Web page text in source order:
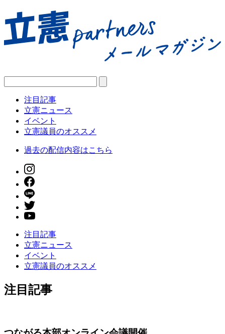
注目記事
立憲ニュース
イベント
立憲議員のオススメ
過去の配信内容はこちら
注目記事
立憲ニュース
イベント
立憲議員のオススメ
注目記事